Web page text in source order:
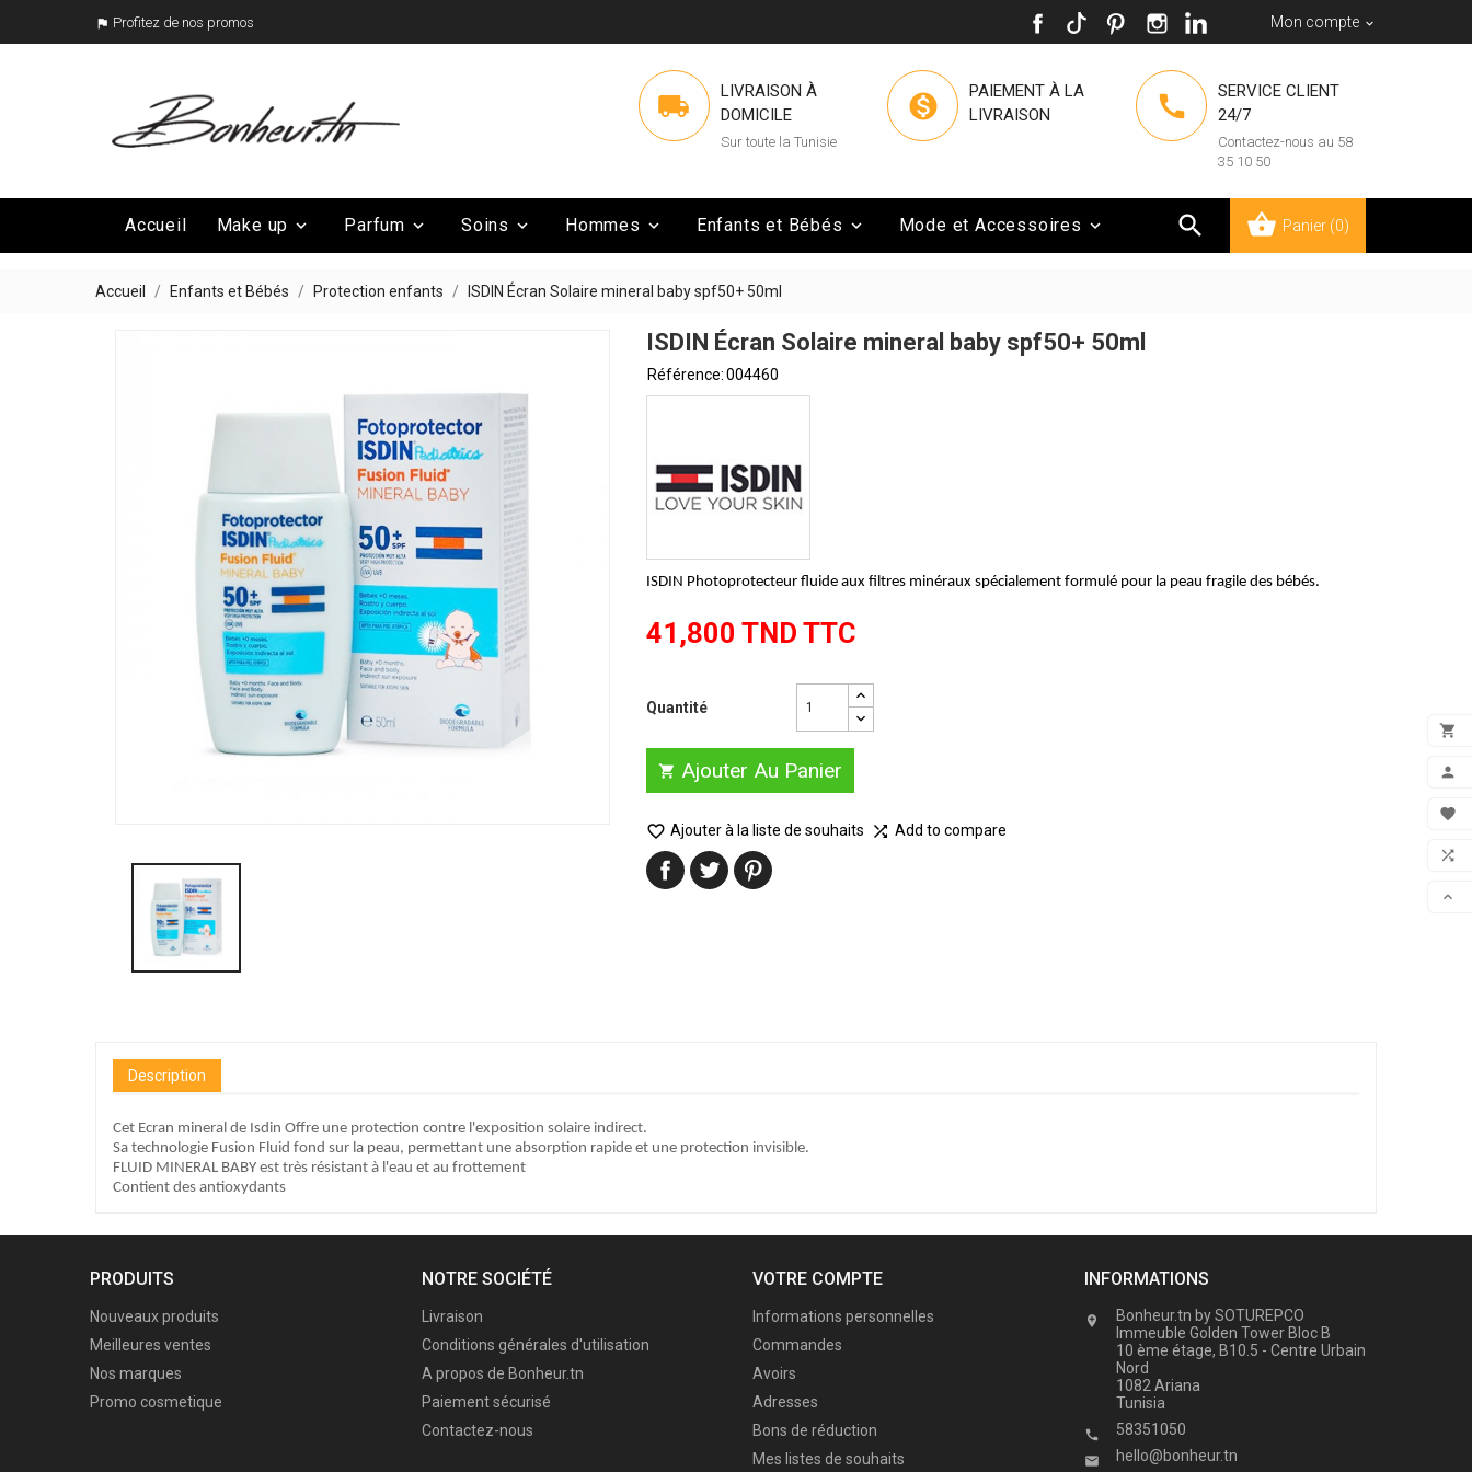





 Profitez de nos promos Mon compte 

LIVRAISON À
DOMICILE
Sur toute la Tunisie

PAIEMENT À LA
LIVRAISON

SERVICE CLIENT
24/7
Contactez-nous au 58
35 10 50
Accueil 
Make up 
Parfum 
Soins 
Hommes 
Enfants et Bébés 
Mode et Accessoires
Mega Promo Nos marques
 Panier (0)
Accueil Enfants et Bébés Protection enfants ISDIN Écran Solaire mineral baby spf50+ 50ml
ISDIN Écran Solaire mineral baby spf50+ 50ml
Référence:004460
ISDIN Photoprotecteur fluide aux filtres minéraux spécialement formulé pour la peau fragile des bébés.
41,800 TND TTC
Quantité
 Ajouter Au Panier
 Ajouter à la liste de souhaits  Add to compare
Description
Cet Ecran mineral de Isdin Offre une protection contre l'exposition solaire indirect.
Sa technologie Fusion Fluid fond sur la peau, permettant une absorption rapide et une protection invisible.
FLUID MINERAL BABY est très résistant à l'eau et au frottement
Contient des antioxydants
PRODUITS
Nouveaux produits
Meilleures ventes
Nos marques
Promo cosmetique
NOTRE SOCIÉTÉ
Livraison
Conditions générales d'utilisation
A propos de Bonheur.tn
Paiement sécurisé
Contactez-nous
VOTRE COMPTE
Informations personnelles
Commandes
Avoirs
Adresses
Bons de réduction
Mes listes de souhaits
INFORMATIONS

Bonheur.tn by SOTUREPCO
Immeuble Golden Tower Bloc B
10 ème étage, B10.5 - Centre Urbain
Nord
1082 Ariana
Tunisia
 58351050
 hello@bonheur.tn